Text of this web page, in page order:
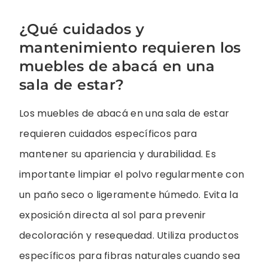
¿Qué cuidados y
mantenimiento requieren los
muebles de abacá en una
sala de estar?
Los muebles de abacá en una sala de estar
requieren cuidados específicos para
mantener su apariencia y durabilidad. Es
importante limpiar el polvo regularmente con
un paño seco o ligeramente húmedo. Evita la
exposición directa al sol para prevenir
decoloración y resequedad. Utiliza productos
específicos para fibras naturales cuando sea